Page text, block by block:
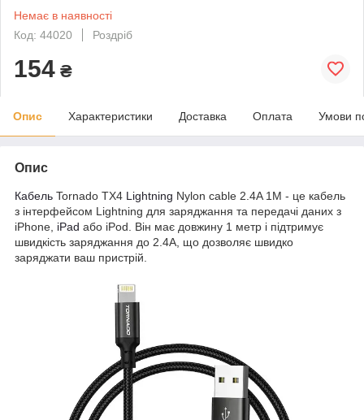
Немає в наявності
Код: 44020
Роздріб
154 ₴
Опис Характеристики Доставка Оплата Умови
Опис
Кабель Tornado TX4 Lightning Nylon cable 2.4A 1M - це кабель
з інтерфейсом Lightning для заряджання та передачі даних з
iPhone, iPad або iPod. Він має довжину 1 метр і підтримує
швидкість заряджання до 2.4А, що дозволяє швидко
заряджати ваш пристрій.